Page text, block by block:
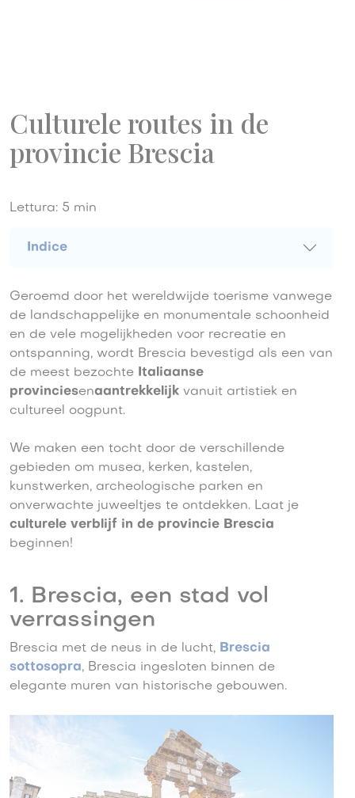
Culturele routes in de
provincie Brescia
Lettura: 5 min
Indice
Geroemd door het wereldwijde toerisme vanwege
de landschappelijke en monumentale schoonheid
en de vele mogelijkheden voor recreatie en
ontspanning, wordt Brescia bevestigd als een van
de meest bezochte Italiaanse
provinciesenaantrekkelijk vanuit artistiek en
cultureel oogpunt.
We maken een tocht door de verschillende
gebieden om musea, kerken, kastelen,
kunstwerken, archeologische parken en
onverwachte juweeltjes te ontdekken. Laat je
culturele verblijf in de provincie Brescia
beginnen!
1. Brescia, een stad vol
verrassingen
Brescia met de neus in de lucht, Brescia
sottosopra, Brescia ingesloten binnen de
elegante muren van historische gebouwen.